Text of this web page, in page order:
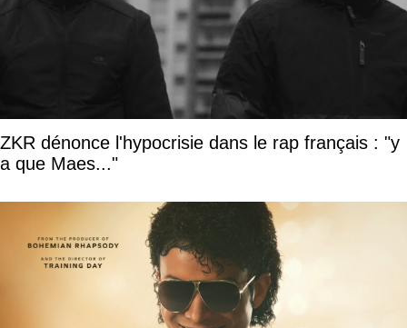
ZKR dénonce l'hypocrisie dans le rap français : "y
a que Maes..."